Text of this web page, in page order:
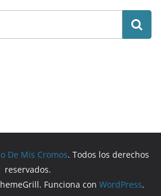
De Mis Cromos. Todos los derechos
reservados.
Funciona con WordPress.